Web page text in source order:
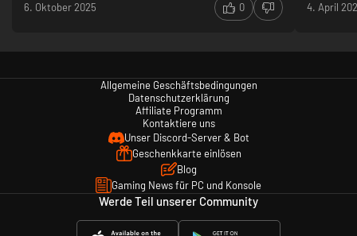
6. Oktober 2025 0 4. April
Allgemeine Geschäftsbedingungen
Datenschutzerklärung
Affiliate Programm
Kontaktiere uns
Unser Discord-Server & Bot
Geschenkkarte einlösen
Blog
Gaming News für PC und Konsole
Werde Teil unserer Community